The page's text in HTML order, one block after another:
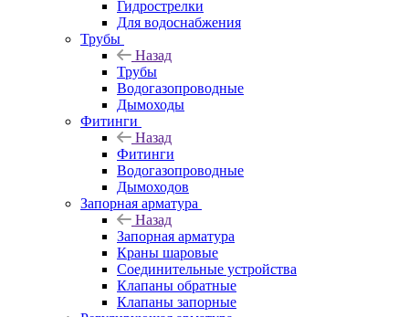
Гидрострелки
Для водоснабжения
Трубы
Назад
Трубы
Водогазопроводные
Дымоходы
Фитинги
Назад
Фитинги
Водогазопроводные
Дымоходов
Запорная арматура
Назад
Запорная арматура
Краны шаровые
Соединительные устройства
Клапаны обратные
Клапаны запорные